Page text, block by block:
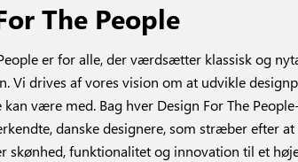
The People
er for alle, der værdsætter klassisk og
Vi drives af vores vision om at udvikle
være med. Bag hver Design For The
danske designere, som stræber efter at
skønhed, funktionalitet og innovation til et